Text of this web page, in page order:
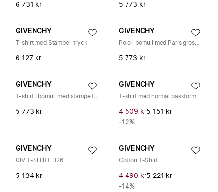
6 731 kr 5 773 kr
GIVENCHY
T-shirt med Stämpel-tryck
6 127 kr
GIVENCHY
Polo i bomull med Paris grosgrain
5 773 kr
GIVENCHY
T-shirt i bomull med stämpeltryck
5 773 kr
GIVENCHY
T-shirt med normal passform
4 509 kr5 151 kr
-12%
GIVENCHY
GIV T-SHIRT H26
5 134 kr
GIVENCHY
Cotton T-Shirt
4 490 kr5 221 kr
-14%